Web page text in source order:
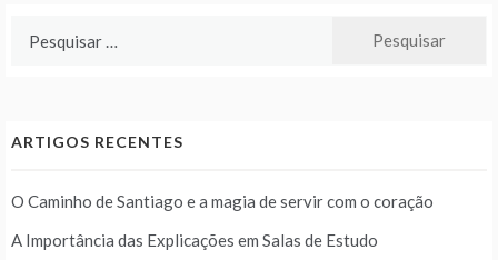
ARTIGOS RECENTES
O Caminho de Santiago e a magia de servir com o coração
A Importância das Explicações em Salas de Estudo